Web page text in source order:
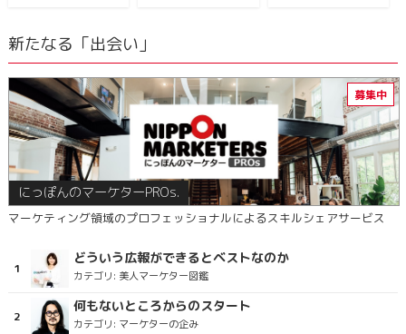
新たなる「出会い」
にっぽんのマーケターPROs.
マーケティング領域のプロフェッショナルによるスキルシェアサービス
どういう広報ができるとベストなのか
カテゴリ: 美人マーケター図鑑
何もないところからのスタート
カテゴリ: マーケターの企み